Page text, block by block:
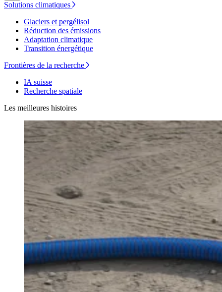
Solutions climatiques
Glaciers et pergélisol
Réduction des émissions
Adaptation climatique
Transition énergétique
Frontières de la recherche
IA suisse
Recherche spatiale
Les meilleures histoires